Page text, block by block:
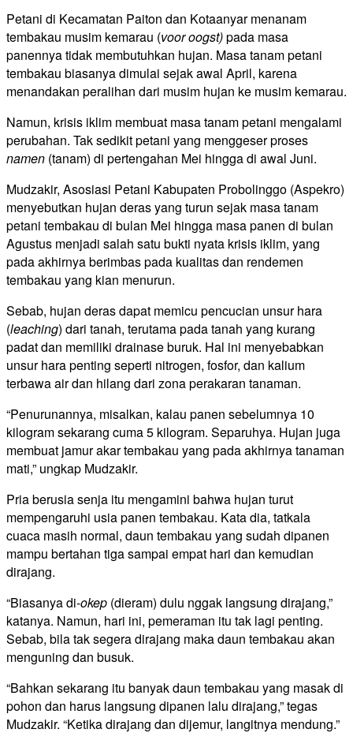
Petani di Kecamatan Paiton dan Kotaanyar menanam
tembakau musim kemarau (voor oogst)pada masa
panennya tidak membutuhkan hujan. Masa tanam petani
tembakau biasanya dimulai sejak awal April, karena
menandakan peralihan dari musim hujan ke musim kemarau.
Namun, krisis iklim membuat masa tanam petani mengalami
perubahan. Tak sedikit petani yang menggeser proses
namen (tanam) di pertengahan Mei hingga di awal Juni.
Mudzakir, Asosiasi Petani Kabupaten Probolinggo (Aspekro)
menyebutkan hujan deras yang turun sejak masa tanam
petani tembakau di bulan Mei hingga masa panen di bulan
Agustus menjadi salah satu bukti nyata krisis iklim, yang
pada akhirnya berimbas pada kualitas dan rendemen
tembakau yang kian menurun.
Sebab, hujan deras dapat memicu pencucian unsur hara
(leaching) dari tanah, terutama pada tanah yang kurang
padat dan memiliki drainase buruk. Hal ini menyebabkan
unsur hara penting seperti nitrogen, fosfor, dan kalium
terbawa air dan hilang dari zona perakaran tanaman.
“Penurunannya, misalkan, kalau panen sebelumnya 10
kilogram sekarang cuma 5 kilogram. Separuhya. Hujan juga
membuat jamur akar tembakau yang pada akhirnya tanaman
mati,” ungkap Mudzakir.
Pria berusia senja itu mengamini bahwa hujan turut
mempengaruhi usia panen tembakau. Kata dia, tatkala
cuaca masih normal, daun tembakau yang sudah dipanen
mampu bertahan tiga sampai empat hari dan kemudian
dirajang.
“Biasanya di-okep (dieram) dulu nggak langsung dirajang,”
katanya. Namun, hari ini, pemeraman itu tak lagi penting.
Sebab, bila tak segera dirajang maka daun tembakau akan
menguning dan busuk.
“Bahkan sekarang itu banyak daun tembakau yang masak di
pohon dan harus langsung dipanen lalu dirajang,” tegas
Mudzakir. “Ketika dirajang dan dijemur, langitnya mendung.”